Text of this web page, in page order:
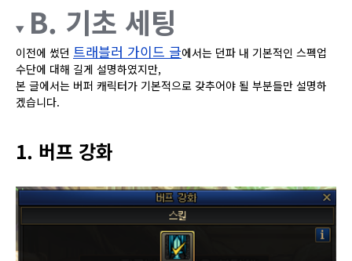
B. 기초 세팅
이전에 썼던 트래블러 가이드 글에서는 던파 내 기본적인 스펙업
수단에 대해 길게 설명하였지만,
본 글에서는 버퍼 캐릭터가 기본적으로 갖추어야 될 부분들만 설명하
겠습니다.
1. 버프 강화